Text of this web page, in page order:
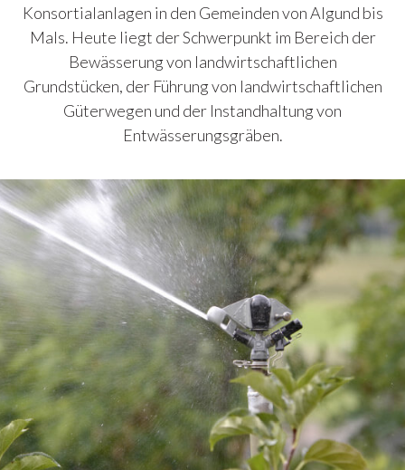
Konsortialanlagen in den Gemeinden von Algund bis
Mals. Heute liegt der Schwerpunkt im Bereich der
Bewässerung von landwirtschaftlichen
Grundstücken, der Führung von landwirtschaftlichen
Güterwegen und der Instandhaltung von
Entwässerungsgräben.